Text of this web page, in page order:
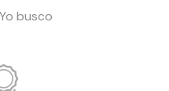
busco